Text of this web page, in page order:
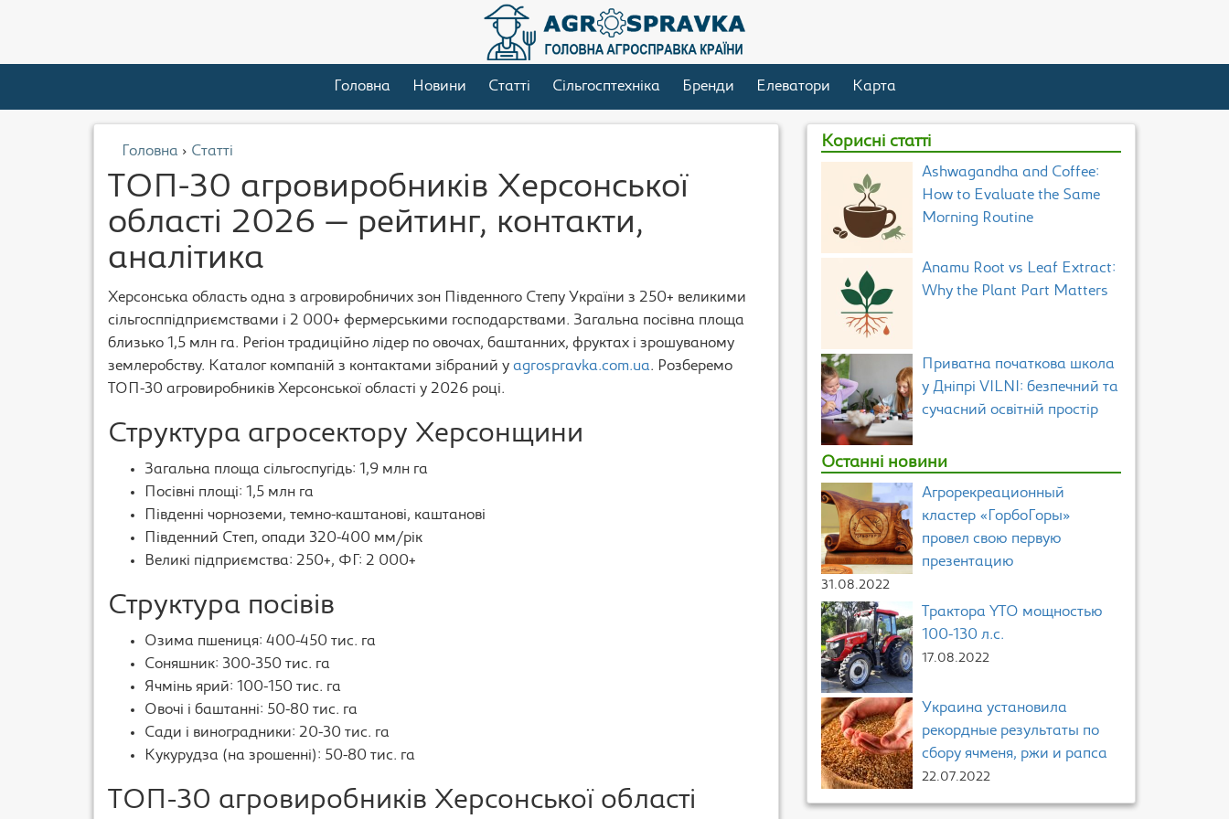
Головна Новини Статті Сільгосптехніка Бренди Елеватори Карта
Головна › Статті
ТОП-30 агровиробників Херсонської
області 2026 — рейтинг, контакти,
аналітика
Херсонська область одна з агровиробничих зон Південного Степу України з 250+ великими
сільгосппідприємствами і 2 000+ фермерськими господарствами. Загальна посівна площа
близько 1,5 млн га. Регіон традиційно лідер по овочах, баштанних, фруктах і зрошуваному
землеробству. Каталог компаній з контактами зібраний у agrospravka.com.ua. Розберемо
ТОП-30 агровиробників Херсонської області у 2026 році.
Структура агросектору Херсонщини
Загальна площа сільгоспугідь: 1,9 млн га
Посівні площі: 1,5 млн га
Південні чорноземи, темно-каштанові, каштанові
Південний Степ, опади 320-400 мм/рік
Великі підприємства: 250+, ФГ: 2 000+
Структура посівів
Озима пшениця: 400-450 тис. га
Соняшник: 300-350 тис. га
Ячмінь ярий: 100-150 тис. га
Овочі і баштанні: 50-80 тис. га
Сади і виноградники: 20-30 тис. га
Кукурудза (на зрошенні): 50-80 тис. га
ТОП-30 агровиробників Херсонської області
Корисні статті
Ashwagandha and Coffee:
How to Evaluate the Same
Morning Routine
Anamu Root vs Leaf Extract:
Why the Plant Part Matters
Приватна початкова школа
у Дніпрі VILNI: безпечний та
сучасний освітній простір
Останні новини
Агрорекреационный
кластер «ГорбоГоры»
провел свою первую
презентацию
31.08.2022
Трактора YTO мощностью
100-130 л.с.
17.08.2022
Украина установила
рекордные результаты по
сбору ячменя, ржи и рапса
22.07.2022